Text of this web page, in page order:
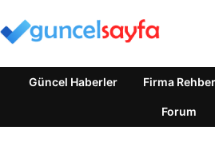
Güncel Haberler Firma
Forum